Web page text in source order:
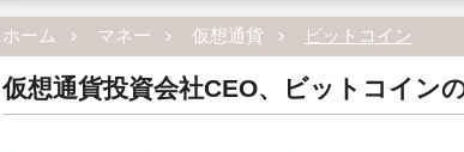
ホーム マネー 仮想通貨 ビットコイン
仮想通貨投資会社CEO、ビットコイン